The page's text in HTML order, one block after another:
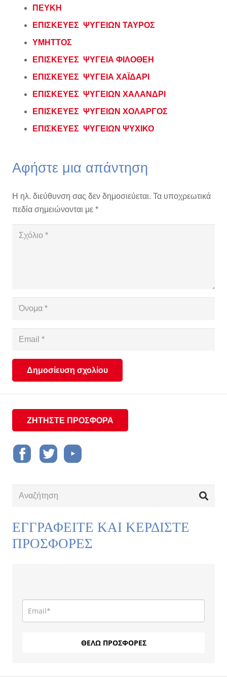
ΠΕΥΚΗ
ΕΠΙΣΚΕΥΕΣ ΨΥΓΕΙΩΝ ΤΑΥΡΟΣ
ΥΜΗΤΤΟΣ
ΕΠΙΣΚΕΥΕΣ ΨΥΓΕΙΑ ΦΙΛΟΘΕΗ
ΕΠΙΣΚΕΥΕΣ ΨΥΓΕΙΑ ΧΑΪΔΑΡΙ
ΕΠΙΣΚΕΥΕΣ ΨΥΓΕΙΩΝ ΧΑΛΑΝΔΡΙ
ΕΠΙΣΚΕΥΕΣ ΨΥΓΕΙΩΝ ΧΟΛΑΡΓΟΣ
ΕΠΙΣΚΕΥΕΣ ΨΥΓΕΙΩΝ ΨΥΧΙΚΟ
Αφήστε μια απάντηση
Η ηλ. διεύθυνση σας δεν δημοσιεύεται. Τα υποχρεωτικά
πεδία σημειώνονται με *
Δημοσίευση σχολίου
ΖΗΤΗΣΤΕ ΠΡΟΣΦΟΡΑ
ΕΓΓΡΑΦΕΙΤΕ ΚΑΙ ΚΕΡΔΙΣΤΕ
ΠΡΟΣΦΟΡΕΣ
ΘΕΛΩ ΠΡΟΣΦΟΡΕΣ